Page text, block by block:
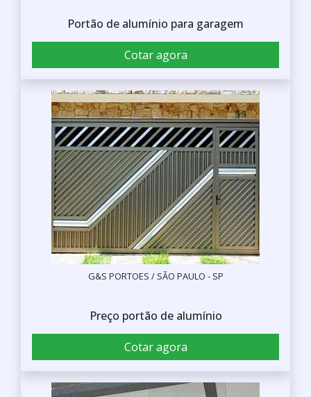
Portão de alumínio para garagem
Cotar agora
G&S PORTOES / SÃO PAULO - SP
Preço portão de alumínio
Cotar agora